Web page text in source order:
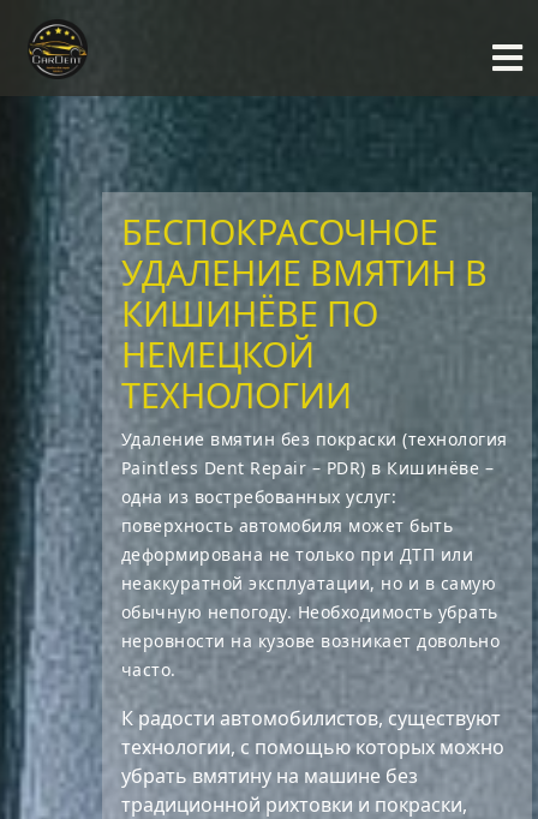
БЕСПОКРАСОЧНОЕ
УДАЛЕНИЕ ВМЯТИН В
КИШИНЁВЕ ПО
НЕМЕЦКОЙ
ТЕХНОЛОГИИ
Удаление вмятин без покраски (технология
Paintless Dent Repair – PDR) в Кишинёвe –
одна из востребованных услуг:
поверхность автомобиля может быть
деформирована не только при ДТП или
неаккуратной эксплуатации, но и в самую
обычную непогоду. Необходимость убрать
неровности на кузове возникает довольно
часто.
К радости автомобилистов, существуют
технологии, с помощью которых можно
убрать вмятину на машине без
традиционной рихтовки и покраски,